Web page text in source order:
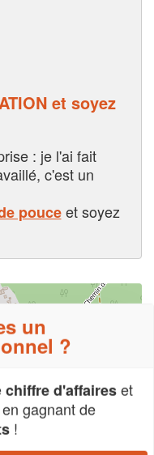
et soyez
: je l'ai fait
c'est un
pouceet soyez
un
?
chiffre d'affaireset
gagnant de
!